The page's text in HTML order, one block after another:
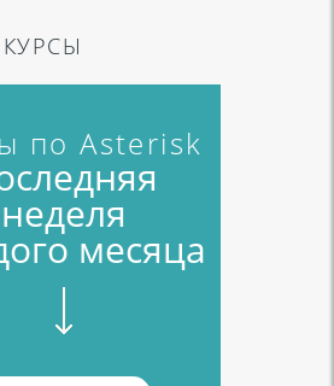
по Asterisk
неделя
месяца